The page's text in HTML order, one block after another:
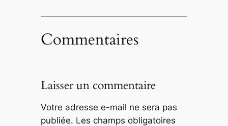
Commentaires
Laisser un commentaire
Votre adresse e-mail ne sera pas
publiée. Les champs obligatoires